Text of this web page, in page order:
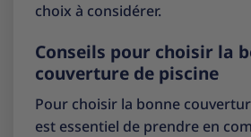
choix à considérer.
Conseils pour choisir la
couverture de piscine
Pour choisir la bonne
est essentiel de prendre en